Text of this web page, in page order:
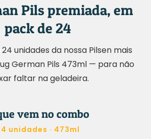
Pils premiada, em
pack de 24
unidades da nossa Pilsen mais
German Pils 473ml — para não
faltar na geladeira.
vem no combo
unidades · 473ml